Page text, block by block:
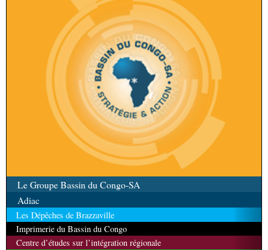
Le Groupe Bassin du Congo-SA
Adiac
Les Dépêches de Brazzaville
Imprimerie du Bassin du Congo
Centre d’études sur l’intégration régionale